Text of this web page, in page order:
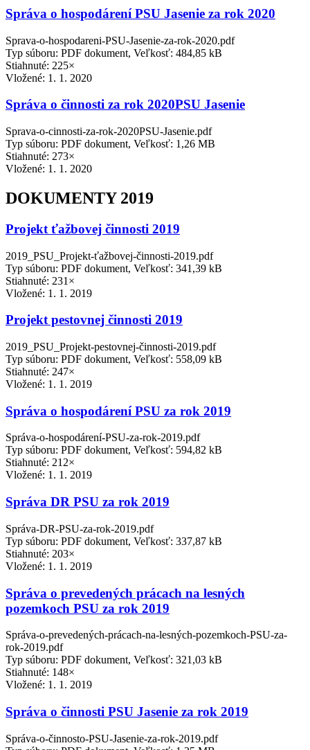
Správa o hospodárení PSU Jasenie za rok 2020
Sprava-o-hospodareni-PSU-Jasenie-za-rok-2020.pdf
Typ súboru: PDF dokument, Veľkosť: 484,85 kB
Stiahnuté: 225×
Vložené: 1. 1. 2020
Správa o činnosti za rok 2020PSU Jasenie
Sprava-o-cinnosti-za-rok-2020PSU-Jasenie.pdf
Typ súboru: PDF dokument, Veľkosť: 1,26 MB
Stiahnuté: 273×
Vložené: 1. 1. 2020
DOKUMENTY 2019
Projekt ťažbovej činnosti 2019
2019_PSU_Projekt-ťažbovej-činnosti-2019.pdf
Typ súboru: PDF dokument, Veľkosť: 341,39 kB
Stiahnuté: 231×
Vložené: 1. 1. 2019
Projekt pestovnej činnosti 2019
2019_PSU_Projekt-pestovnej-činnosti-2019.pdf
Typ súboru: PDF dokument, Veľkosť: 558,09 kB
Stiahnuté: 247×
Vložené: 1. 1. 2019
Správa o hospodárení PSU za rok 2019
Správa-o-hospodárení-PSU-za-rok-2019.pdf
Typ súboru: PDF dokument, Veľkosť: 594,82 kB
Stiahnuté: 212×
Vložené: 1. 1. 2019
Správa DR PSU za rok 2019
Správa-DR-PSU-za-rok-2019.pdf
Typ súboru: PDF dokument, Veľkosť: 337,87 kB
Stiahnuté: 203×
Vložené: 1. 1. 2019
Správa o prevedených prácach na lesných
pozemkoch PSU za rok 2019
Správa-o-prevedených-prácach-na-lesných-pozemkoch-PSU-za-
rok-2019.pdf
Typ súboru: PDF dokument, Veľkosť: 321,03 kB
Stiahnuté: 148×
Vložené: 1. 1. 2019
Správa o činnosti PSU Jasenie za rok 2019
Správa-o-činnosto-PSU-Jasenie-za-rok-2019.pdf